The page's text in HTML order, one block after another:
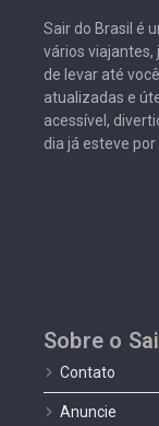
Sair do Brasil é
vários viajantes,
de levar até
atualizadas e
acessível,
dia já esteve por
Sobre o
Contato
Anuncie